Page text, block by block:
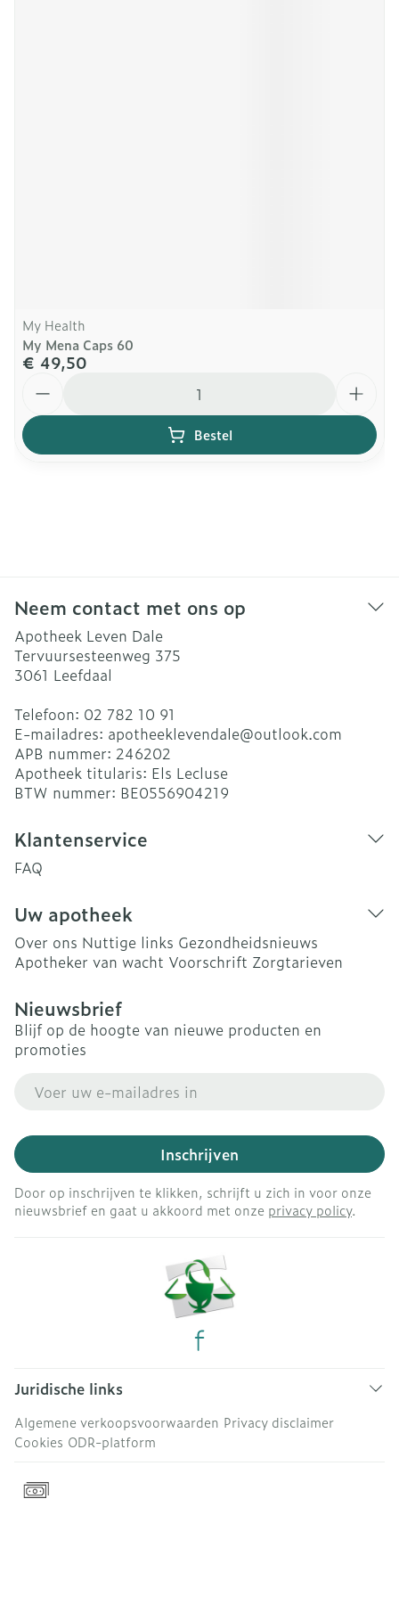
My Health
My Mena Caps 60
€ 49,50
Bestel
Neem contact met ons op
Apotheek Leven Dale
Tervuursesteenweg 375
3061 Leefdaal
Telefoon: 02 782 10 91
E-mailadres: apotheeklevendale@outlook.com
APB nummer: 246202
Apotheek titularis: Els Lecluse
BTW nummer: BE0556904219
Klantenservice
FAQ
Uw apotheek
Over ons Nuttige links Gezondheidsnieuws
Apotheker van wacht Voorschrift Zorgtarieven
Nieuwsbrief
Blijf op de hoogte van nieuwe producten en
promoties
Inschrijven
Door op inschrijven te klikken, schrijft u zich in voor onze
nieuwsbrief en gaat u akkoord met onze privacy policy.
Juridische links
Algemene verkoopsvoorwaarden Privacy disclaimer
Cookies ODR-platform